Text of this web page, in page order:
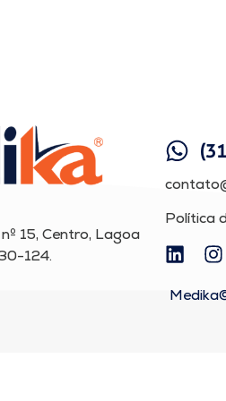
15, Centro, Lagoa
124.
Política